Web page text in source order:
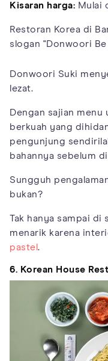
Kisaran harga: Mulai
Restoran Korea di
slogan "Donwoori Be
Donwoori Suki
lezat.
Dengan sajian menu
berkuah yang
pengunjung
bahannya sebelum
Sungguh
bukan?
Tak hanya sampai
menarik karena
pastel .
6. Korean House